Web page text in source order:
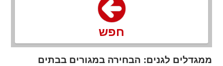
חפש
ממגדלים לגנים: הבחירה במגורים בבתים